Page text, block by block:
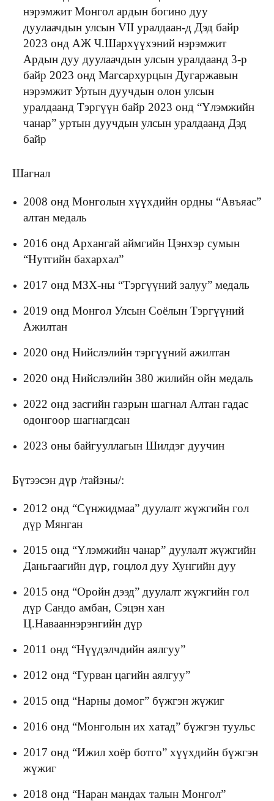
нэрэмжит Монгол ардын богино дуу
дуулаачдын улсын VII уралдаан-д Дэд байр
2023 онд АЖ Ч.Шархүүхэний нэрэмжит
Ардын дуу дуулаачдын улсын уралдаанд 3-р
байр 2023 онд Магсархурцын Дугаржавын
нэрэмжит Уртын дуучдын олон улсын
уралдаанд Тэргүүн байр 2023 онд “Үлэмжийн
чанар” уртын дуучдын улсын уралдаанд Дэд
байр
Шагнал
2008 онд Монголын хүүхдийн ордны “Авъяас”
алтан медаль
2016 онд Архангай аймгийн Цэнхэр сумын
“Нутгийн бахархал”
2017 онд МЗХ-ны “Тэргүүний залуу” медаль
2019 онд Монгол Улсын Соёлын Тэргүүний
Ажилтан
2020 онд Нийслэлийн тэргүүний ажилтан
2020 онд Нийслэлийн 380 жилийн ойн медаль
2022 онд засгийн газрын шагнал Алтан гадас
одонгоор шагнагдсан
2023 оны байгууллагын Шилдэг дуучин
Бүтээсэн дүр /тайзны/:
2012 онд “Сүнжидмаа” дуулалт жүжгийн гол
дүр Мянган
2015 онд “Үлэмжийн чанар” дуулалт жүжгийн
Даньгаагийн дүр, гоцлол дуу Хунгийн дуу
2015 онд “Oройн дээд” дуулалт жүжгийн гол
дүр Сандо амбан, Сэцэн хан
Ц.Навааннэрэнгийн дүр
2011 онд “Нүүдэлчдийн аялгуу”
2012 онд “Гурван цагийн аялгуу”
2015 онд “Нарны домог” бүжгэн жүжиг
2016 онд “Монголын их хатад” бүжгэн туульс
2017 онд “Ижил хоёр ботго” хүүхдийн бүжгэн
жүжиг
2018 онд “Наран мандах талын Монгол”